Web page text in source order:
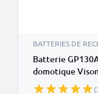
BATTERIES DE
Batterie
domotique
Express